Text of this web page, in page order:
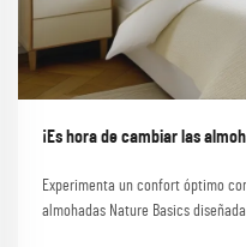
¡Es hora de cambiar las
Experimenta un confort óptimo
almohadas Nature Basics